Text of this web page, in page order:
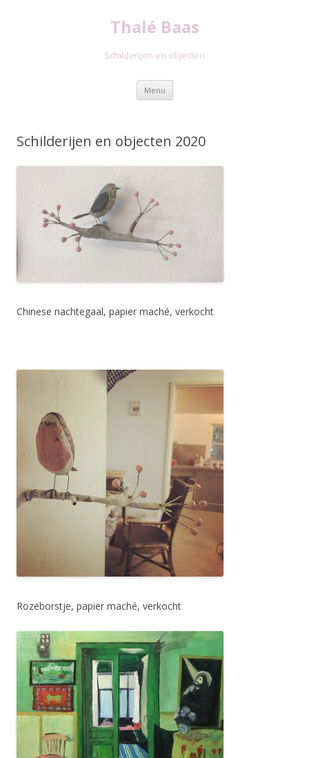
Thalé Baas
Schilderijen en objecten
Menu Spring
inhoud
Schilderijen en objecten 2020
Chinese nachtegaal, papier maché, verkocht
Rozeborstje, papier maché, verkocht